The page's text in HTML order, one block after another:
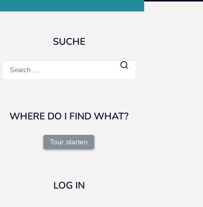
SUCHE
for:
WHERE DO I FIND WHAT?
Tour starten
LOG IN